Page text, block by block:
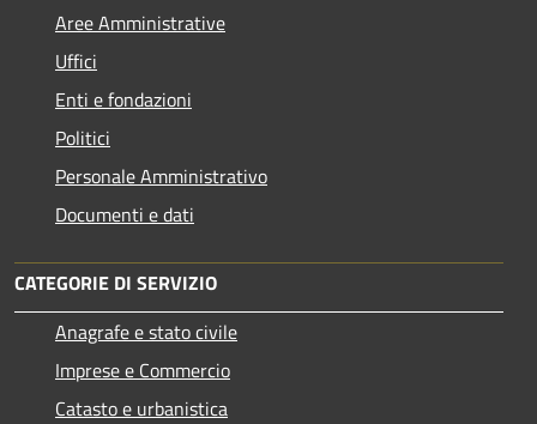
Aree Amministrative
Uffici
Enti e fondazioni
Politici
Personale Amministrativo
Documenti e dati
CATEGORIE DI SERVIZIO
Anagrafe e stato civile
Imprese e Commercio
Catasto e urbanistica